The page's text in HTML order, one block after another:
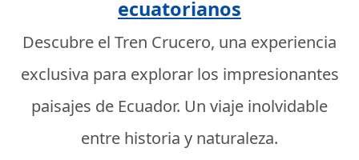
ecuatorianos
Descubre el Tren Crucero, una experiencia
exclusiva para explorar los impresionantes
paisajes de Ecuador. Un viaje inolvidable
entre historia y naturaleza.